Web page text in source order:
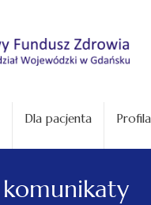
Dla pacjenta